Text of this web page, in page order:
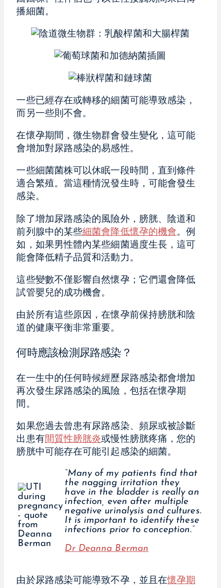
播細菌。
一些已經存在或轉移的細菌可能導致感染，
而另一些則不會。
在懷孕期間，微生物群會發生變化，這可能
會增加對尿路感染的易感性。
一些細菌菌株可以休眠一段時間，直到條件
適合繁殖。當這種情況發生時，可能會發生
感染。
除了增加尿路感染的風險外，膀胱、陰道和
前列腺中的某些細菌會降低懷孕的機會。例
如，如果男性體內某些細菌過度生長，這可
能會降低精子品質和活動力。
這些變數不僅影響自然懷孕；它們還會降低
試管嬰兒的成功機會。
由於所有這些原因，在懷孕前保持膀胱和陰
道的健康平衡非常重要。
何時應該檢測尿路感染？
在一生中的任何時候經歷尿路感染都會增加
再次發生尿路感染的風險，包括在懷孕期
間。
如果您過去曾患有尿路感染、頻尿或被診斷
出患有間質性膀胱炎或慢性膀胱疼痛，您的
膀胱中可能存在可能引起感染的細菌。
“Many of my patients find that
the nagging irritation they
have in the bladder is really an
infection, even after multiple
negative urinalysis and cultures.
It is important to identify these
infections prior to conception.”
Dr Deanna Berman
由於尿路感染可能導致不孕，並且在懷孕期